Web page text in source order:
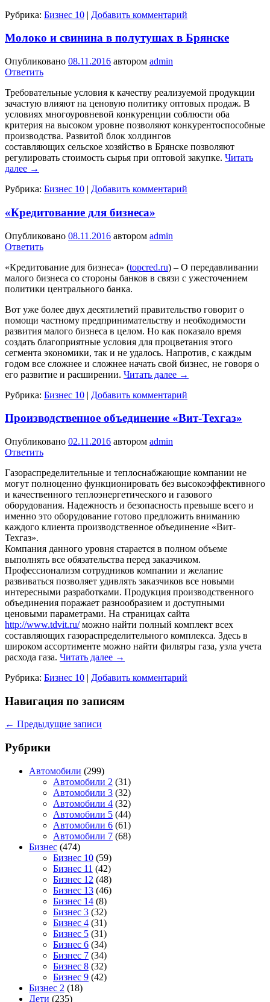
Рубрика: Бизнес 10 | Добавить комментарий
Молоко и свинина в полутушах в Брянске
Опубликовано 08.11.2016 автором admin
Ответить
Требовательные условия к качеству реализуемой продукции
зачастую влияют на ценовую политику оптовых продаж. В
условиях многоуровневой конкуренции соблюсти оба
критерия на высоком уровне позволяют конкурентоспособные
производства. Развитой блок холдингов
составляющих сельское хозяйство в Брянске позволяют
регулировать стоимость сырья при оптовой закупке. Читать
далее →
Рубрика: Бизнес 10 | Добавить комментарий
«Кредитование для бизнеса»
Опубликовано 08.11.2016 автором admin
Ответить
«Кредитование для бизнеса» (topcred.ru) – О передавливании
малого бизнеса со стороны банков в связи с ужесточением
политики центрального банка.
Вот уже более двух десятилетий правительство говорит о
помощи частному предпринимательству и необходимости
развития малого бизнеса в целом. Но как показало время
создать благоприятные условия для процветания этого
сегмента экономики, так и не удалось. Напротив, с каждым
годом все сложнее и сложнее начать свой бизнес, не говоря о
его развитие и расширении. Читать далее →
Рубрика: Бизнес 10 | Добавить комментарий
Производственное объединение «Вит-Техгаз»
Опубликовано 02.11.2016 автором admin
Ответить
Газораспределительные и теплоснабжающие компании не
могут полноценно функционировать без высокоэффективного
и качественного теплоэнергетического и газового
оборудования. Надежность и безопасность превыше всего и
именно это оборудование готово предложить вниманию
каждого клиента производственное объединение «Вит-
Техгаз».
Компания данного уровня старается в полном объеме
выполнять все обязательства перед заказчиком.
Профессионализм сотрудников компании и желание
развиваться позволяет удивлять заказчиков все новыми
интересными разработками. Продукция производственного
объединения поражает разнообразием и доступными
ценовыми параметрами. На страницах сайта
http://www.tdvit.ru/можно найти полный комплект всех
составляющих газораспределительного комплекса. Здесь в
широком ассортименте можно найти фильтры газа, узла учета
расхода газа. Читать далее →
Рубрика: Бизнес 10 | Добавить комментарий
Навигация по записям
← Предыдущие записи
Рубрики
Автомобили (299)
Автомобили 2 (31)
Автомобили 3 (32)
Автомобили 4 (32)
Автомобили 5 (44)
Автомобили 6 (61)
Автомобили 7 (68)
Бизнес (474)
Бизнес 10 (59)
Бизнес 11 (42)
Бизнес 12 (48)
Бизнес 13 (46)
Бизнес 14 (8)
Бизнес 3 (32)
Бизнес 4 (31)
Бизнес 5 (31)
Бизнес 6 (34)
Бизнес 7 (34)
Бизнес 8 (32)
Бизнес 9 (42)
Бизнес 2 (18)
Дети (235)